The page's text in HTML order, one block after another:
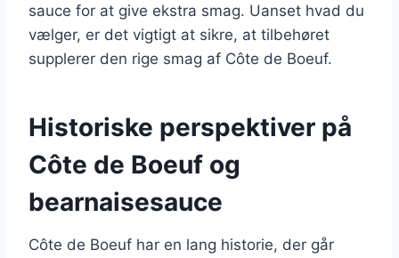
sauce for at give ekstra smag. Uanset hvad du
vælger, er det vigtigt at sikre, at tilbehøret
supplerer den rige smag af Côte de Boeuf.
Historiske perspektiver på
Côte de Boeuf og
bearnaisesauce
Côte de Boeuf har en lang historie, der går